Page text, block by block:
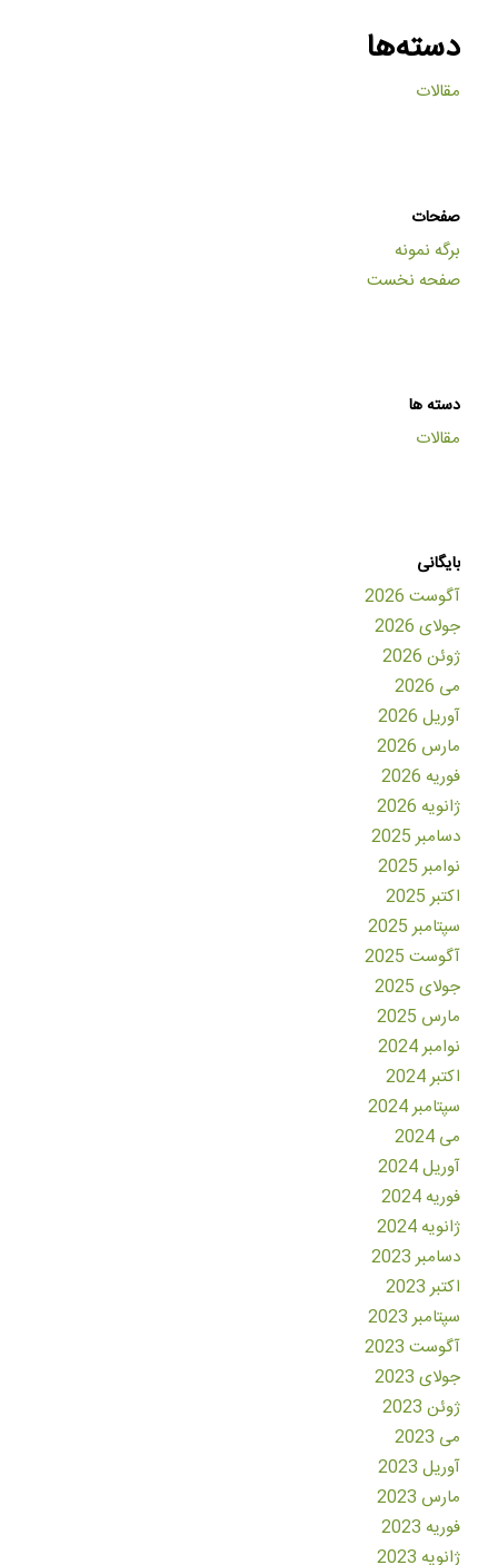
دسته‌ها
مقالات
صفحات
برگه نمونه
صفحه نخست
دسته ها
مقالات
بایگانی
آگوست 2026
جولای 2026
ژوئن 2026
می 2026
آوریل 2026
مارس 2026
فوریه 2026
ژانویه 2026
دسامبر 2025
نوامبر 2025
اکتبر 2025
سپتامبر 2025
آگوست 2025
جولای 2025
مارس 2025
نوامبر 2024
اکتبر 2024
سپتامبر 2024
می 2024
آوریل 2024
فوریه 2024
ژانویه 2024
دسامبر 2023
اکتبر 2023
سپتامبر 2023
آگوست 2023
جولای 2023
ژوئن 2023
می 2023
آوریل 2023
مارس 2023
فوریه 2023
ژانویه 2023